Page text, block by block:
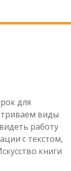
для
виды
работу
с текстом,
книги